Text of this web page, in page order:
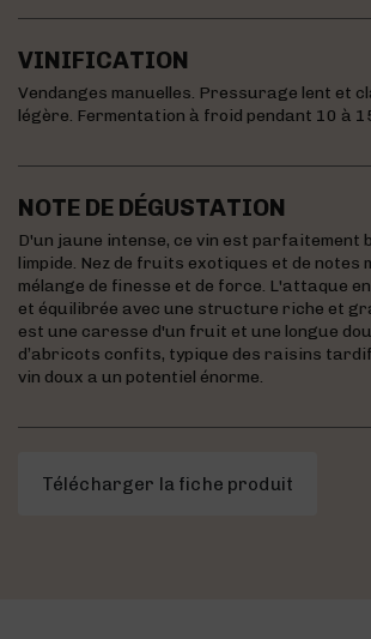
VINIFICATION
Vendanges manuelles. Pressurage lent et
légère. Fermentation à froid pendant 10 à
NOTE DE DÉGUSTATION
D'un jaune intense, ce vin est parfaitement
limpide. Nez de fruits exotiques et de notes
mélange de finesse et de force. L'attaque
et équilibrée avec une structure riche et
est une caresse d'un fruit et une longue
d’abricots confits, typique des raisins
vin doux a un potentiel énorme.
Télécharger la fiche produit